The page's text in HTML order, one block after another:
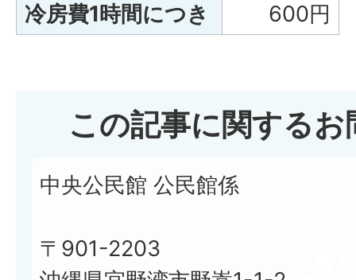
冷房費1時間につき
600円
この記事に関する
中央公民館 公民館係
〒901-2203